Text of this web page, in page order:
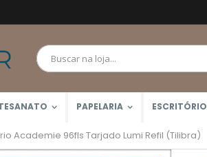
PAPELARIA ESCRITÓRIO
Academie 96fls Tarjado Lumi Refil (Tilibra)